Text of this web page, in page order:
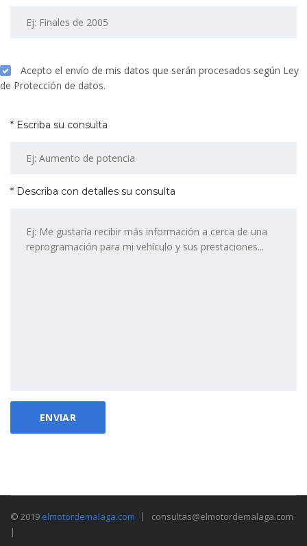
Acepto el envío de mis datos que serán procesados según Ley
de Protección de datos.
* Escriba su consulta
* Describa con detalles su consulta
© 2019 elmotordemalaga.com
consultas@elmotordemalaga.com
|